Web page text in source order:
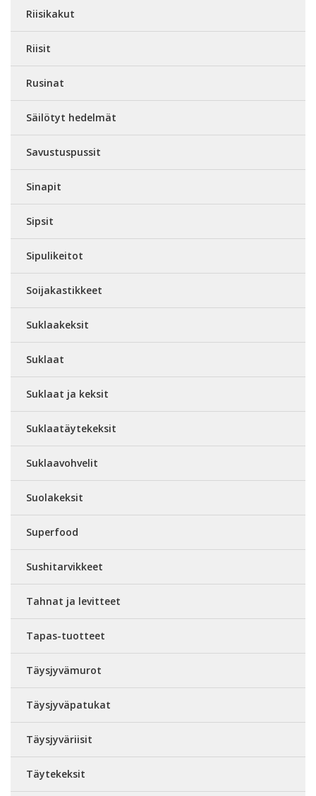
Riisikakut
Riisit
Rusinat
Säilötyt hedelmät
Savustuspussit
Sinapit
Sipsit
Sipulikeitot
Soijakastikkeet
Suklaakeksit
Suklaat
Suklaat ja keksit
Suklaatäytekeksit
Suklaavohvelit
Suolakeksit
Superfood
Sushitarvikkeet
Tahnat ja levitteet
Tapas-tuotteet
Täysjyvämurot
Täysjyväpatukat
Täysjyväriisit
Täytekeksit